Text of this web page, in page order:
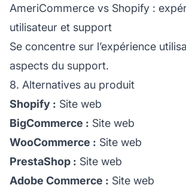
AmeriCommerce vs Shopify :
utilisateur et support
Se concentre sur l’expérience
aspects du support.
8. Alternatives au produit
Shopify : Site web
BigCommerce : Site web
WooCommerce : Site web
PrestaShop : Site web
Adobe Commerce : Site web